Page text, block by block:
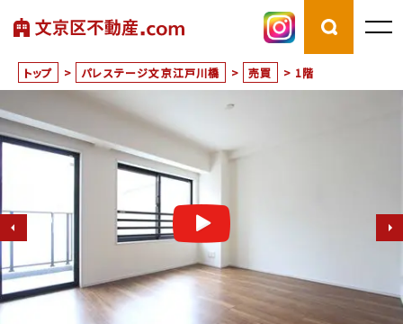
トップ > パレステージ文京江戸川橋 > 売買 > 1階